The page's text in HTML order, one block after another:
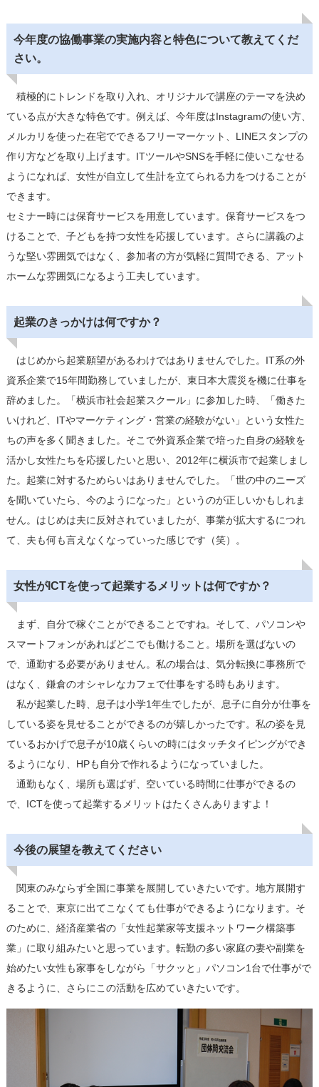
今年度の協働事業の実施内容と特色について教えてくだ
さい。
積極的にトレンドを取り入れ、オリジナルで講座のテーマを決め
ている点が大きな特色です。例えば、今年度はInstagramの使い方、
メルカリを使った在宅でできるフリーマーケット、LINEスタンプの
作り方などを取り上げます。ITツールやSNSを手軽に使いこなせる
ようになれば、女性が自立して生計を立てられる力をつけることが
できます。
セミナー時には保育サービスを用意しています。保育サービスをつ
けることで、子どもを持つ女性を応援しています。さらに講義のよ
うな堅い雰囲気ではなく、参加者の方が気軽に質問できる、アット
ホームな雰囲気になるよう工夫しています。
起業のきっかけは何ですか？
はじめから起業願望があるわけではありませんでした。IT系の外
資系企業で15年間勤務していましたが、東日本大震災を機に仕事を
辞めました。「横浜市社会起業スクール」に参加した時、「働きた
いけれど、ITやマーケティング・営業の経験がない」という女性た
ちの声を多く聞きました。そこで外資系企業で培った自身の経験を
活かし女性たちを応援したいと思い、2012年に横浜市で起業しまし
た。起業に対するためらいはありませんでした。「世の中のニーズ
を聞いていたら、今のようになった」というのが正しいかもしれま
せん。はじめは夫に反対されていましたが、事業が拡大するにつれ
て、夫も何も言えなくなっていった感じです（笑）。
女性がICTを使って起業するメリットは何ですか？
まず、自分で稼ぐことができることですね。そして、パソコンや
スマートフォンがあればどこでも働けること。場所を選ばないの
で、通勤する必要がありません。私の場合は、気分転換に事務所で
はなく、鎌倉のオシャレなカフェで仕事をする時もあります。
私が起業した時、息子は小学1年生でしたが、息子に自分が仕事を
している姿を見せることができるのが嬉しかったです。私の姿を見
ているおかげで息子が10歳くらいの時にはタッチタイピングができ
るようになり、HPも自分で作れるようになっていました。
通勤もなく、場所も選ばず、空いている時間に仕事ができるの
で、ICTを使って起業するメリットはたくさんありますよ！
今後の展望を教えてください
関東のみならず全国に事業を展開していきたいです。地方展開す
ることで、東京に出てこなくても仕事ができるようになります。そ
のために、経済産業省の「女性起業家等支援ネットワーク構築事
業」に取り組みたいと思っています。転勤の多い家庭の妻や副業を
始めたい女性も家事をしながら「サクッと」パソコン1台で仕事がで
きるように、さらにこの活動を広めていきたいです。